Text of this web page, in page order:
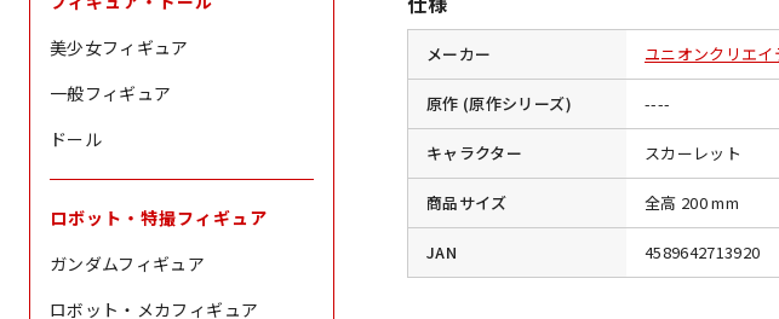
美少女フィギュア
一般フィギュア
ドール
ロボット・特撮フィギュア
ガンダムフィギュア
ロボット・メカフィギュア
メーカー ユニオンクリエイ
原作 (原作シリーズ) ----
キャラクター スカーレット
商品サイズ 全高 200 mm
JAN 4589642713920